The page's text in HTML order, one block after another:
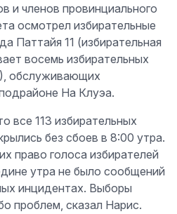
и членов провинциального
осмотрел избирательные
Паттайя 11 (избирательная
восемь избирательных
обслуживающих
На Клуэа.
все 113 избирательных
без сбоев в 8:00 утра.
право голоса избирателей
утра не было сообщений
инцидентах. Выборы
проблем, сказал Нарис.